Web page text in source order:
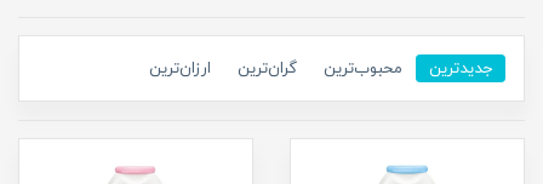
جدیدترین محبوب‌ترین گران‌ترین ارزان‌ترین